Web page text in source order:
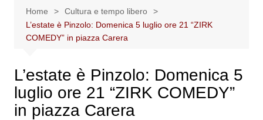
Home
Cultura e tempo libero
L’estate è Pinzolo: Domenica 5 luglio ore 21 “ZIRK
COMEDY” in piazza Carera
L’estate è Pinzolo: Domenica 5
luglio ore 21 “ZIRK COMEDY”
in piazza Carera